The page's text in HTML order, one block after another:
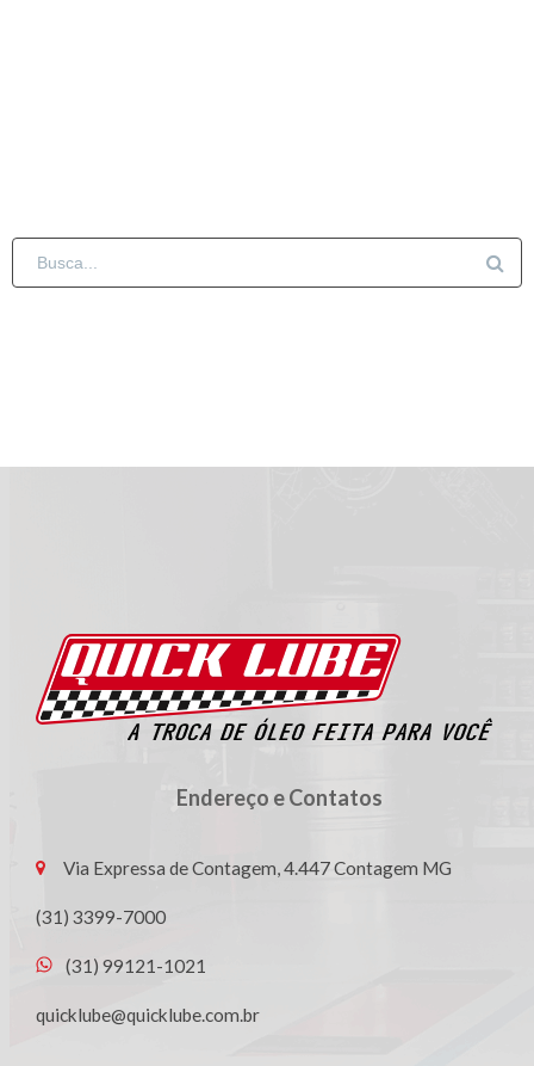
Endereço e Contatos
Via Expressa de Contagem, 4.447 Contagem MG
(31) 3399-7000
(31) 99121-1021
quicklube@quicklube.com.br